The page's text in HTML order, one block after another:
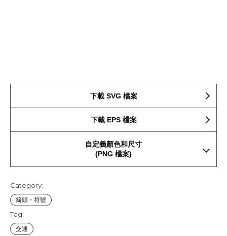
下載 SVG 檔案
下載 EPS 檔案
自定義顏色和尺寸
(PNG 檔案)
Category:
箭頭・符號
Tag:
交通